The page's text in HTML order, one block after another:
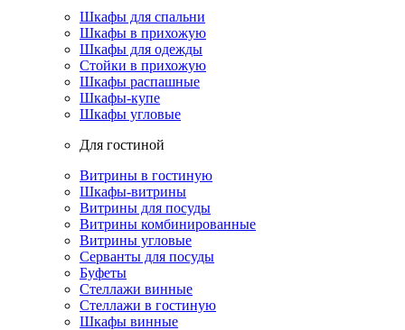
Шкафы для спальни
Шкафы в прихожую
Шкафы для одежды
Стойки в прихожую
Шкафы распашные
Шкафы-купе
Шкафы угловые
Для гостиной
Витрины в гостиную
Шкафы-витрины
Витрины для посуды
Витрины комбинированные
Витрины угловые
Серванты для посуды
Буфеты
Стеллажи винные
Стеллажи в гостиную
Шкафы винные